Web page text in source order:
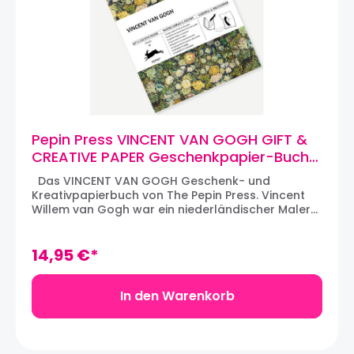
Pepin Press VINCENT VAN GOGH GIFT &
CREATIVE PAPER Geschenkpapier-Buch
(12 Bögen)
Das VINCENT VAN GOGH Geschenk- und
Kreativpapierbuch von The Pepin Press. Vincent
Willem van Gogh war ein niederländischer Maler
bekannt und beliebt. Mit den VINCENT VAN
GOGH Papieren wird jedes Geschenkpaket zu
etwas Besonderem. Jedes der Geschenk- und
Kreativpapierbücher von The Pepin Press enthält
eine mehrsprachige Einführung und 12 große
Bögen mit jeweils unterschiedlichen Motiven aus
14,95 €*
In den Warenkorb